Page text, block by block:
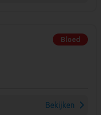
Bloed
Bekijken